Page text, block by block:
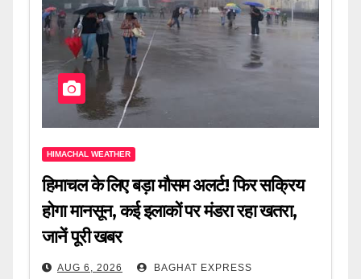
HIMACHAL WEATHER
हिमाचल के लिए बड़ा मौसम अलर्ट! फिर सक्रिय
होगा मानसून, कई इलाकों पर मंडरा रहा खतरा,
जानें पूरी खबर
AUG 6, 2026 BAGHAT EXPRESS